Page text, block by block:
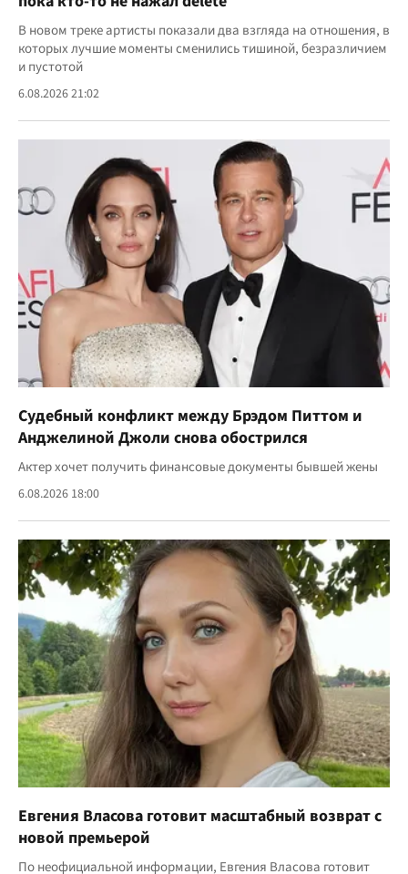
В новом треке артисты показали два взгляда на отношения, в
которых лучшие моменты сменились тишиной, безразличием
и пустотой
6.08.2026 21:02
Судебный конфликт между Брэдом Питтом и
Анджелиной Джоли снова обострился
Актер хочет получить финансовые документы бывшей жены
6.08.2026 18:00
Евгения Власова готовит масштабный возврат с
новой премьерой
По неофициальной информации, Евгения Власова готовит